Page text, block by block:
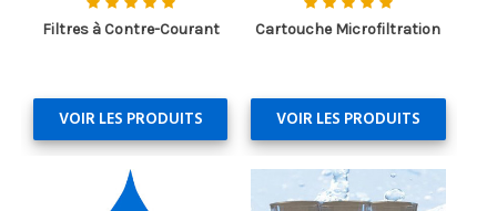
Filtres à Contre-Courant
VOIR LES PRODUITS
Cartouche Microfiltration
VOIR LES PRODUITS